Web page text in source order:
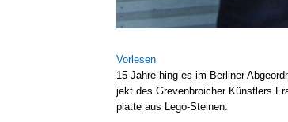
Vor­le­sen
15 Jah­re hing es im Ber­li­ner
jekt des Gre­ven­broi­cher Künst­lers
plat­te aus Lego-Steinen.